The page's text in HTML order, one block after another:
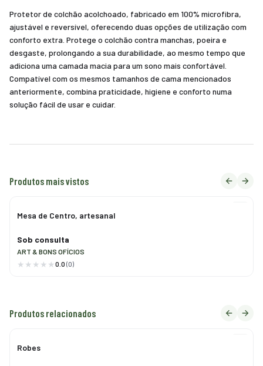
Protetor de colchão acolchoado, fabricado em 100% microfibra,
ajustável e reversível, oferecendo duas opções de utilização com
conforto extra. Protege o colchão contra manchas, poeira e
desgaste, prolongando a sua durabilidade, ao mesmo tempo que
adiciona uma camada macia para um sono mais confortável.
Compatível com os mesmos tamanhos de cama mencionados
anteriormente, combina praticidade, higiene e conforto numa
solução fácil de usar e cuidar.
Produtos mais vistos
Mesa de Centro, artesanal
Sob consulta
ART & BONS OFÍCIOS
0.0 (0)
Produtos relacionados
Robes